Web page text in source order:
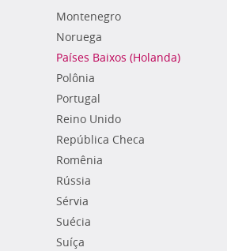
Montenegro
Noruega
Países Baixos (Holanda)
Polônia
Portugal
Reino Unido
República Checa
Romênia
Rússia
Sérvia
Suécia
Suíça